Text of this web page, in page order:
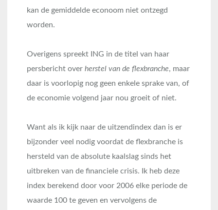
kan de gemiddelde econoom niet ontzegd
worden.
Overigens spreekt ING in de titel van haar
persbericht over herstel van de flexbranche, maar
daar is voorlopig nog geen enkele sprake van, of
de economie volgend jaar nou groeit of niet.
Want als ik kijk naar de uitzendindex dan is er
bijzonder veel nodig voordat de flexbranche is
hersteld van de absolute kaalslag sinds het
uitbreken van de financiele crisis. Ik heb deze
index berekend door voor 2006 elke periode de
waarde 100 te geven en vervolgens de